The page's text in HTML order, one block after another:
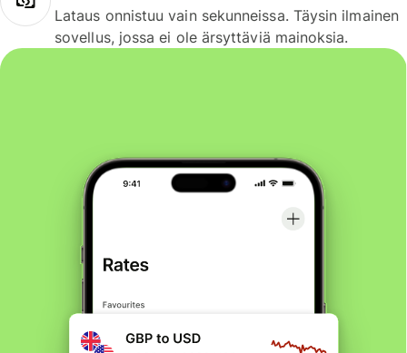
Lataus onnistuu vain sekunneissa. Täysin ilmainen
sovellus, jossa ei ole ärsyttäviä mainoksia.